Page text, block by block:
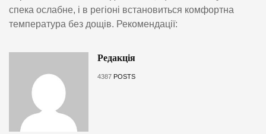
спека ослабне, і в регіоні встановиться комфортна
температура без дощів. Рекомендації:
Редакція
4387 POSTS